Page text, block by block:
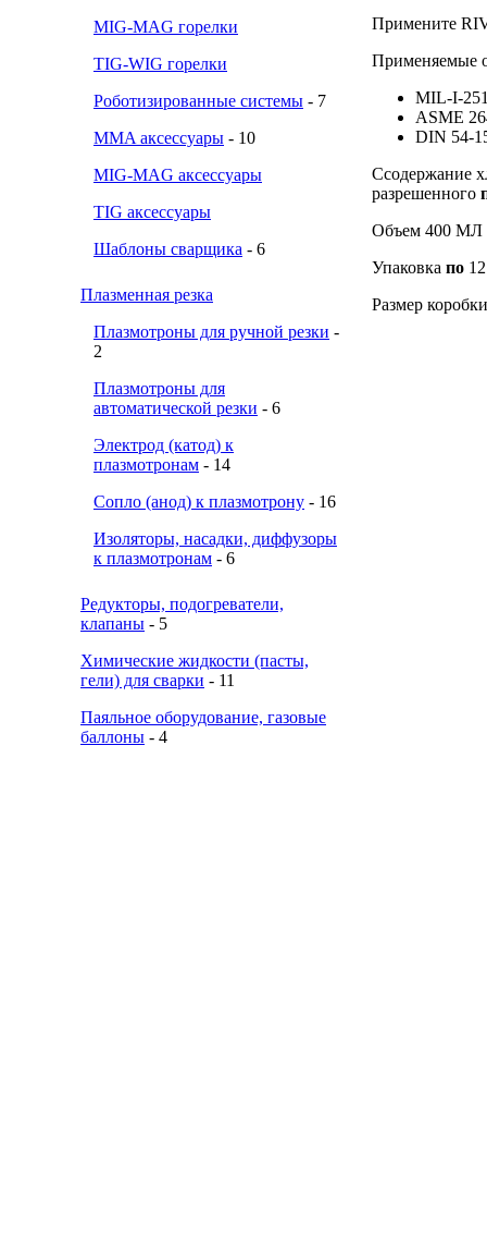
MIG-MAG горелки
TIG-WIG горелки
Роботизированные системы - 7
MMA аксессуары - 10
MIG-MAG аксессуары
TIG аксессуары
Шаблоны сварщика - 6
Плазменная резка
Плазмотроны для ручной резки -
2
Плазмотроны для
автоматической резки - 6
Электрод (катод) к
плазмотронам - 14
Сопло (анод) к плазмотрону - 16
Изоляторы, насадки, диффузоры
к плазмотронам - 6
Редукторы, подогреватели,
клапаны - 5
Химические жидкости (пасты,
гели) для сварки - 11
Паяльное оборудование, газовые
баллоны - 4
Примените
Применяемые
MIL-I-
ASME
DIN 54-
Cсодержание
разрешенного
Объем 400 МЛ
Упаковка по
Размер